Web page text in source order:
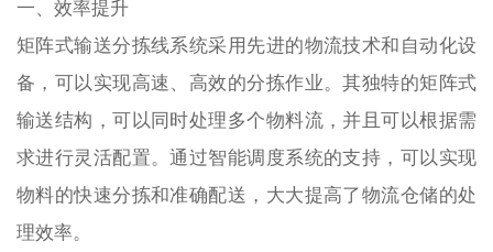
一、效率提升
矩阵式输送分拣线系统采用先进的物流技术和自动化设
备，可以实现高速、高效的分拣作业。其独特的矩阵式
输送结构，可以同时处理多个物料流，并且可以根据需
求进行灵活配置。通过智能调度系统的支持，可以实现
物料的快速分拣和准确配送，大大提高了物流仓储的处
理效率。